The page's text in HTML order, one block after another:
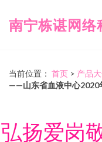
南宁栋谌网络
当前位置： 首页 > 产品
——山东省血液中心2020
弘扬爱岗